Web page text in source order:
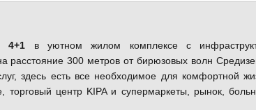
4+1 в уютном жилом комплексе с
расстояние 300 метров от бирюзовых волн
здесь есть все необходимое для комфортной
торговый центр KIPA и супермаркеты, рынок,